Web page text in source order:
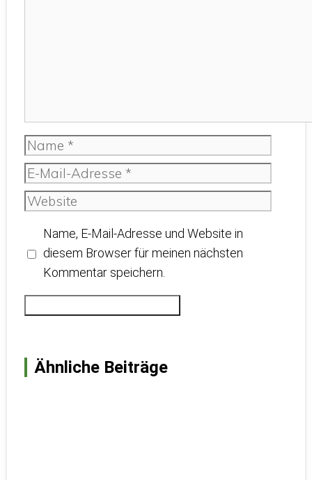
Name
E-
Mail-
Adresse
Website
Name, E-Mail-Adresse und Website in
diesem Browser für meinen nächsten
Kommentar speichern.
Ähnliche Beiträge